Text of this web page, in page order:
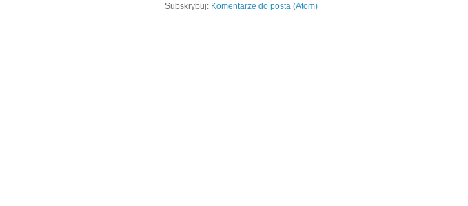
Subskrybuj: Komentarze do posta (Atom)